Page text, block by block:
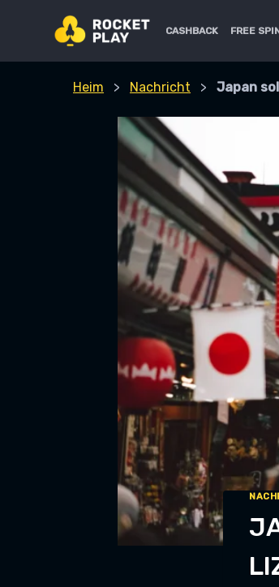
CASHBACK FREE
Heim > Nachricht > Japan